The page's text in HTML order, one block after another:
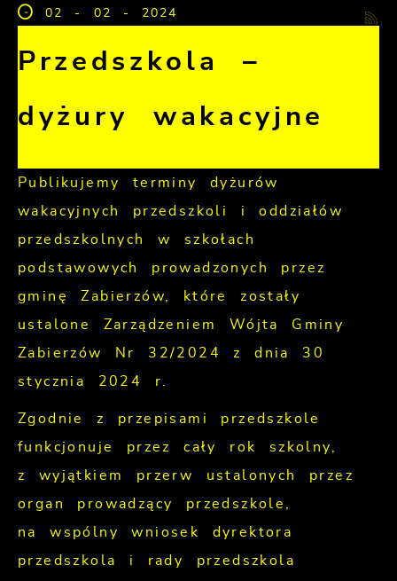
02 - 02 - 2024
Przedszkola –
dyżury wakacyjne
Publikujemy terminy dyżurów
wakacyjnych przedszkoli i oddziałów
przedszkolnych w szkołach
podstawowych prowadzonych przez
gminę Zabierzów, które zostały
ustalone Zarządzeniem Wójta Gminy
Zabierzów Nr 32/2024 z dnia 30
stycznia 2024 r.
Zgodnie z przepisami przedszkole
funkcjonuje przez cały rok szkolny,
z wyjątkiem przerw ustalonych przez
organ prowadzący przedszkole,
na wspólny wniosek dyrektora
przedszkola i rady przedszkola